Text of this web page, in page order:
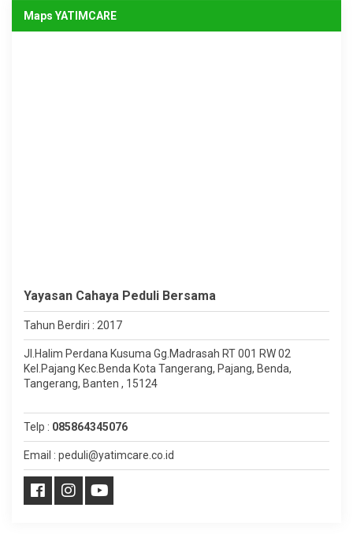
Maps YATIMCARE
Yayasan Cahaya Peduli Bersama
Tahun Berdiri : 2017
Jl.Halim Perdana Kusuma Gg.Madrasah RT 001 RW 02
Kel.Pajang Kec.Benda Kota Tangerang, Pajang, Benda,
Tangerang, Banten , 15124
Telp : 085864345076
Email : peduli@yatimcare.co.id